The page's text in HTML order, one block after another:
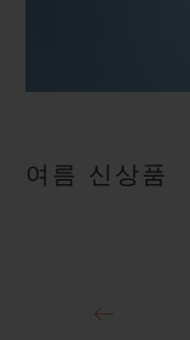
여름 신상품